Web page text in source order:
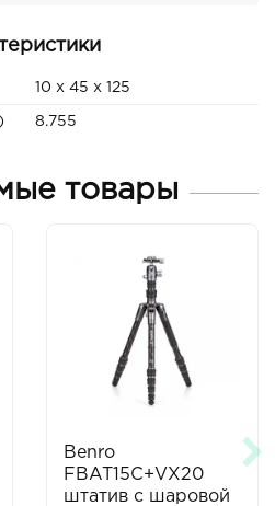
10 x 45 x 125
8.755
товары
Benro
FBAT15C+VX20
штатив с шаровой